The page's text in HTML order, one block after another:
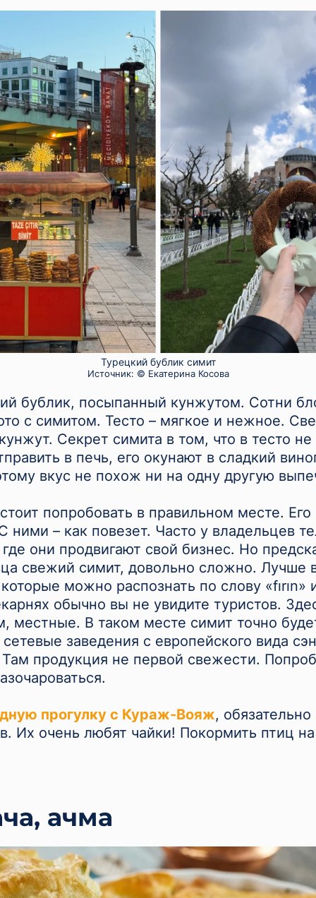
Турецкий бублик симит
Источник: © Екатерина Косова
бублик, посыпанный кунжутом. Сотни
с симитом. Тесто – мягкое и нежное.
Секрет симита в том, что в тесто
в печь, его окунают в сладкий
вкус не похож ни на одну другую
попробовать в правильном месте.
ними – как повезет. Часто у владельцев
они продвигают свой бизнес. Но
свежий симит, довольно сложно. Лучше
можно распознать по слову «fırın»
обычно вы не увидите туристов.
местные. В таком месте симит точно
заведения с европейского вида
продукция не первой свежести.
прогулку с Кураж-Вояж,
Их очень любят чайки! Покормить птиц
ачма